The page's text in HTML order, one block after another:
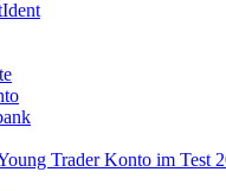
Trader Konto im Test